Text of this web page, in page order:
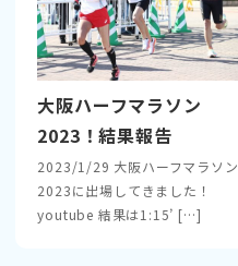
大阪ハーフマラソン
2023！結果報告
2023/1/29 大阪ハーフマラソン
2023に出場してきました！
youtube 結果は1:15’ […]